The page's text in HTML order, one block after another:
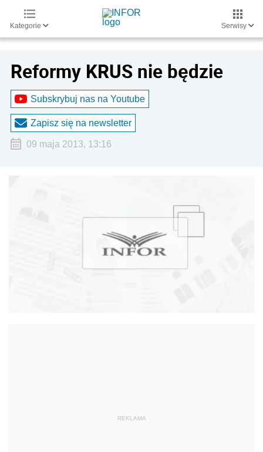
Kategorie Serwisy
Reformy KRUS nie będzie
Subskrybuj nas na Youtube
Zapisz się na newsletter
09 maja 2013, 13:16